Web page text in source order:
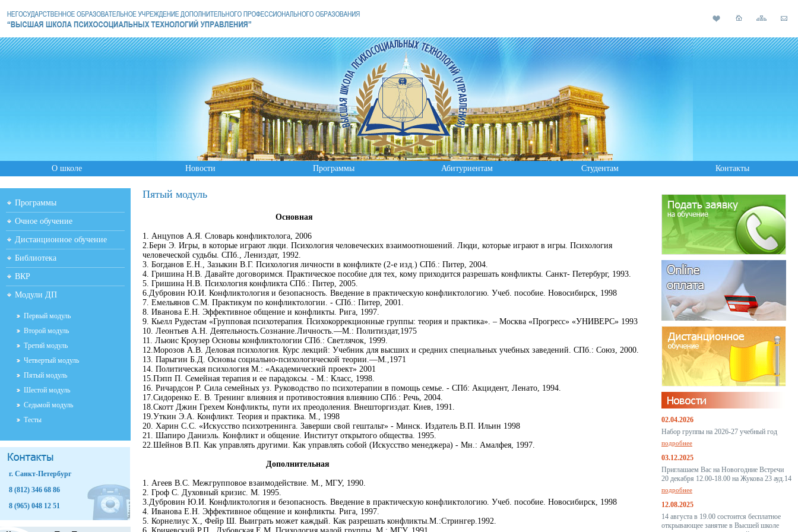
О школе Новости Программы Абитуриентам Студентам Контакты
Программы
Очное обучение
Дистанционное обучение
Библиотека
ВКР
Модули ДП
Первый модуль
Второй модуль
Третий модуль
Четвертый модуль
Пятый модуль
Шестой модуль
Седьмой модуль
Тесты
г. Санкт-Петербург
8 (812) 346 68 86
8 (965) 048 12 51
Пятый модуль
Основная
1. Анцупов А.Я. Словарь конфликтолога, 2006
2.Берн Э. Игры, в которые играют люди. Психология человеческих взаимоотношений. Люди, которые играют в игры. Психология
человеческой судьбы. СПб., Лениздат, 1992.
3. Богданов Е.Н., Зазыкин В.Г. Психология личности в конфликте (2-е изд.) СПб.: Питер, 2004.
4. Гришина Н.В. Давайте договоримся. Практическое пособие для тех, кому приходится разрешать конфликты. Санкт- Петербург, 1993.
5. Гришина Н.В. Психология конфликта СПб.: Питер, 2005.
6.Дубровин Ю.И. Конфликтология и безопасность. Введение в практическую конфликтологию. Учеб. пособие. Новосибирск, 1998
7. Емельянов С.М. Практикум по конфликтологии. - СПб.: Питер, 2001.
8. Иванова Е.Н. Эффективное общение и конфликты. Рига, 1997.
9. Кьелл Рудестам «Групповая психотерапия. Психокоррекционные группы: теория и практика». – Москва «Прогресс» «УНИВЕРС» 1993
10. Леонтьев А.Н. Деятельность.Сознание.Личность.—М.: Политиздат,1975
11. Льюис Кроузер Основы конфликтологии СПб.: Светлячок, 1999.
12.Морозов А.В. Деловая психология. Курс лекций: Учебник для высших и средних специальных учебных заведений. СПб.: Союз, 2000.
13. Парыгин Б.Д. Основы социально-психологической теории.—М.,1971
14. Политическая психология М.: «Академический проект» 2001
15.Пэпп П. Семейная терапия и ее парадоксы. - М.: Класс, 1998.
16. Ричардсон Р. Сила семейных уз. Руководство по психотерапии в помощь семье. - СПб: Акцидент, Ленато, 1994.
17.Сидоренко Е. В. Тренинг влияния и противостояния влиянию СПб.: Речь, 2004.
18.Скотт Джин Грехем Конфликты, пути их преодоления. Внешторгиздат. Киев, 1991.
19.Уткин Э.А. Конфликт. Теория и практика. М., 1998
20. Харин С.С. «Искусство психотренинга. Заверши свой гештальт» - Минск. Издатель В.П. Ильин 1998
21. Шапиро Даниэль. Конфликт и общение. Институт открытого общества. 1995.
22.Шейнов В.П. Как управлять другими. Как управлять собой (Искусство менеджера) - Мн.: Амалфея, 1997.
Дополнительная
1. Агеев В.С. Межгрупповое взаимодействие. М., МГУ, 1990.
2. Гроф С. Духовный кризис. М. 1995.
3.Дубровин Ю.И. Конфликтология и безопасность. Введение в практическую конфликтологию. Учеб. пособие. Новосибирск, 1998
4. Иванова Е.Н. Эффективное общение и конфликты. Рига, 1997.
5. Корнелиус Х., Фейр Ш. Выиграть может каждый. Как разрешать конфликты.М.:Стрингер.1992.
02.04.2026
Набор группы на 2026-27 учебный год
подробнее
03.12.2025
Приглашаем Вас на Новогодние Встречи
20 декабря 12.00-18.00 на Жукова 23 ауд.14
подробнее
12.08.2025
14 августа в 19.00 состоится бесплатное
открывающее занятие в Высшей школе